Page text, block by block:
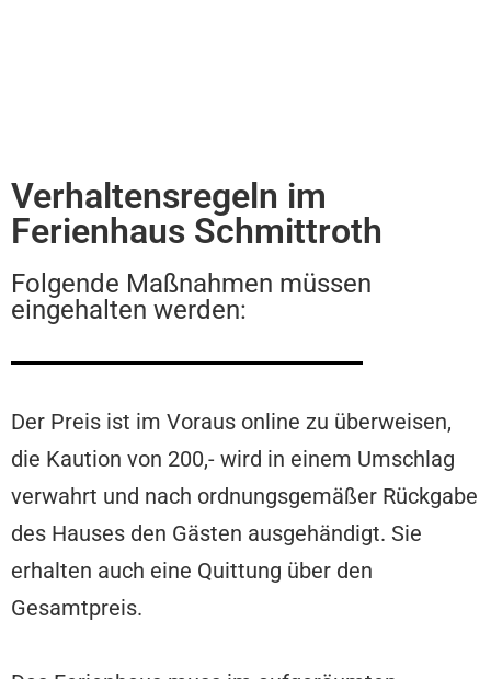
Verhaltensregeln im
Ferienhaus Schmittroth
Folgende Maßnahmen müssen
eingehalten werden:
Der Preis ist im Voraus online zu überweisen,
die Kaution von 200,- wird in einem Umschlag
verwahrt und nach ordnungsgemäßer Rückgabe
des Hauses den Gästen ausgehändigt. Sie
erhalten auch eine Quittung über den
Gesamtpreis.